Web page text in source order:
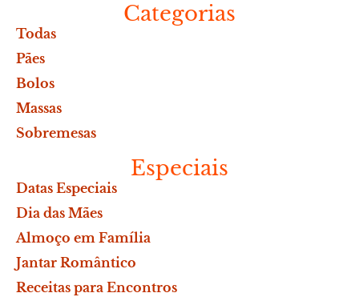
Categorias
Todas
Pães
Bolos
Massas
Sobremesas
Especiais
Datas Especiais
Dia das Mães
Almoço em Família
Jantar Romântico
Receitas para Encontros